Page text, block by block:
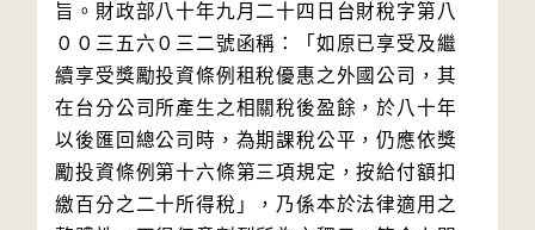
旨。財政部八十年九月二十四日台財稅字第八
００三五六０三二號函稱：「如原已享受及繼
續享受獎勵投資條例租稅優惠之外國公司，其
在台分公司所產生之相關稅後盈餘，於八十年
以後匯回總公司時，為期課稅公平，仍應依獎
勵投資條例第十六條第三項規定，按給付額扣
繳百分之二十所得稅」，乃係本於法律適用之